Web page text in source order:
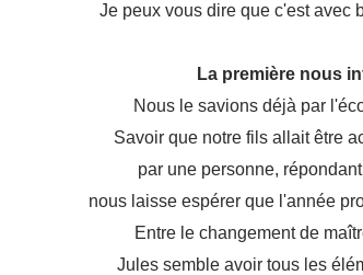
Je peux vous dire que c'est avec
La première nous
Nous le savions déjà par
Savoir que notre fils allait être
par une personne,
nous laisse espérer que l'année
Entre le changement de
Jules semble avoir tous les